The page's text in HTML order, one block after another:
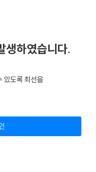
생하였습니다.
있도록 최선을